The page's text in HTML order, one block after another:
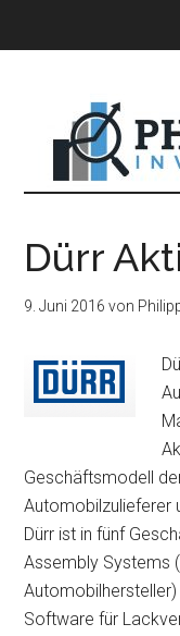
Dürr
9. Juni 2016 von
Geschäftsmodell
Automobilzulieferer
Dürr ist in fünf
Assembly Systems
Software für